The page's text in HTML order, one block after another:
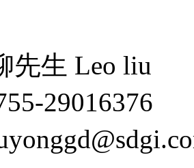
先生 Leo liu
29016376